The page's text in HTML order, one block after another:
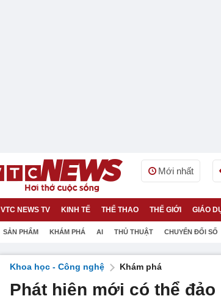
Mới nhất
VTC NEWS TV KINH TẾ THỂ THAO THẾ GIỚI GIÁO
SẢN PHẨM KHÁM PHÁ AI THỦ THUẬT CHUYỂN ĐỔI SỐ
Khoa học - Công nghệ Khám phá
Phát hiện mới có thể